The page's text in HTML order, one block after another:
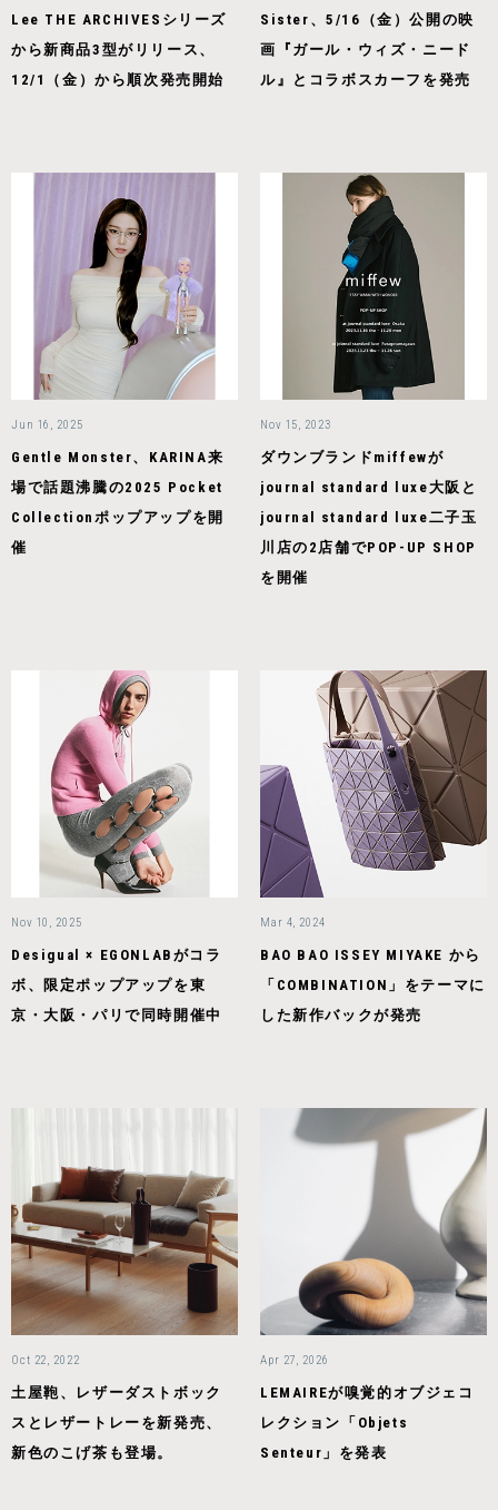
Lee THE ARCHIVESシリーズ
から新商品3型がリリース、
12/1（金）から順次発売開始
Sister、5/16（金）公開の映
画『ガール・ウィズ・ニード
ル』とコラボスカーフを発売
Jun 16, 2025
Gentle Monster、KARINA来
場で話題沸騰の2025 Pocket
Collectionポップアップを開
催
Nov 15, 2023
ダウンブランドmiffewが
journal standard luxe⼤阪と
journal standard luxe⼆⼦⽟
川店の2店舗でPOP-UP SHOP
を開催
Nov 10, 2025
Desigual × EGONLABがコラ
ボ、限定ポップアップを東
京・大阪・パリで同時開催中
Mar 4, 2024
BAO BAO ISSEY MIYAKE から
「COMBINATION」をテーマに
した新作バックが発売
Oct 22, 2022
土屋鞄、レザーダストボック
スとレザートレーを新発売、
新色のこげ茶も登場。
Apr 27, 2026
LEMAIREが嗅覚的オブジェコ
レクション「Objets
Senteur」を発表